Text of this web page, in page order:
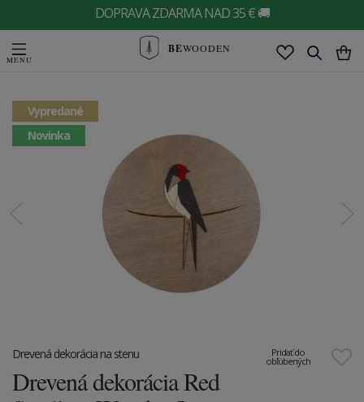
DOPRAVA ZDARMA NAD 35 € 🚚
BEWOODEN
Vypredané
Novinka
Pridať do
obľúbených
Drevená dekorácia na stenu
Drevená dekorácia Red